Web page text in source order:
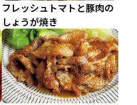
フレッシュトマトと豚肉の
しょうが焼き